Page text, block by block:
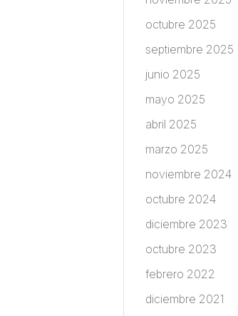
octubre 2025
septiembre 2025
junio 2025
mayo 2025
abril 2025
marzo 2025
noviembre 2024
octubre 2024
diciembre 2023
octubre 2023
febrero 2022
diciembre 2021